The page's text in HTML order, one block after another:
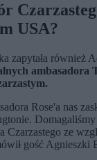
USA?
zapytała również
ambasadora
Rose'a nas
Czarzastego ze
gość Agnieszki